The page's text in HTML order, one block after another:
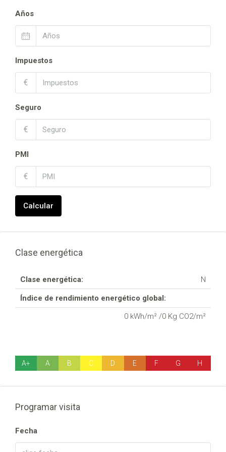
Años
Impuestos
€
Seguro
€
PMI
€
Calcular
Clase energética
Clase energética: N
Índice de rendimiento energético global:
0 kWh/m² /0 Kg CO2/m²
A+ A B C D E F G H
Programar visita
Fecha